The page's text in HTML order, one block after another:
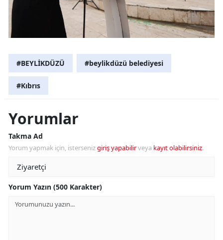
#BEYLİKDÜZÜ #beylikdüzü belediyesi
#Kıbrıs
Yorumlar
Takma Ad
Yorum yapmak için, istersenizgiriş yapabilirveya kayıt olabilirsiniz.
Yorum Yazın (500 Karakter)